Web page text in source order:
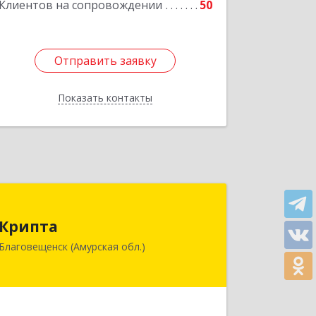
Клиентов на сопровождении 50
Отправить заявку
Показать контакты
Отправить заявку
Назад
Крипта
Благовещенск (Амурская обл.)
675000, Амурская обл, Благовещенск
г, Амурская ул, дом № 236, оф.7-8
Подробнее